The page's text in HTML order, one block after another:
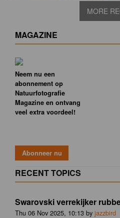
MORE
MAGAZINE
Neem nu een
abonnement op
Natuurfotografie
Magazine en ontvang
veel extra voordeel!
RECENT TOPICS
Swarovski verrekijker
Thu 06 Nov 2025, 10:13 by jazzbird